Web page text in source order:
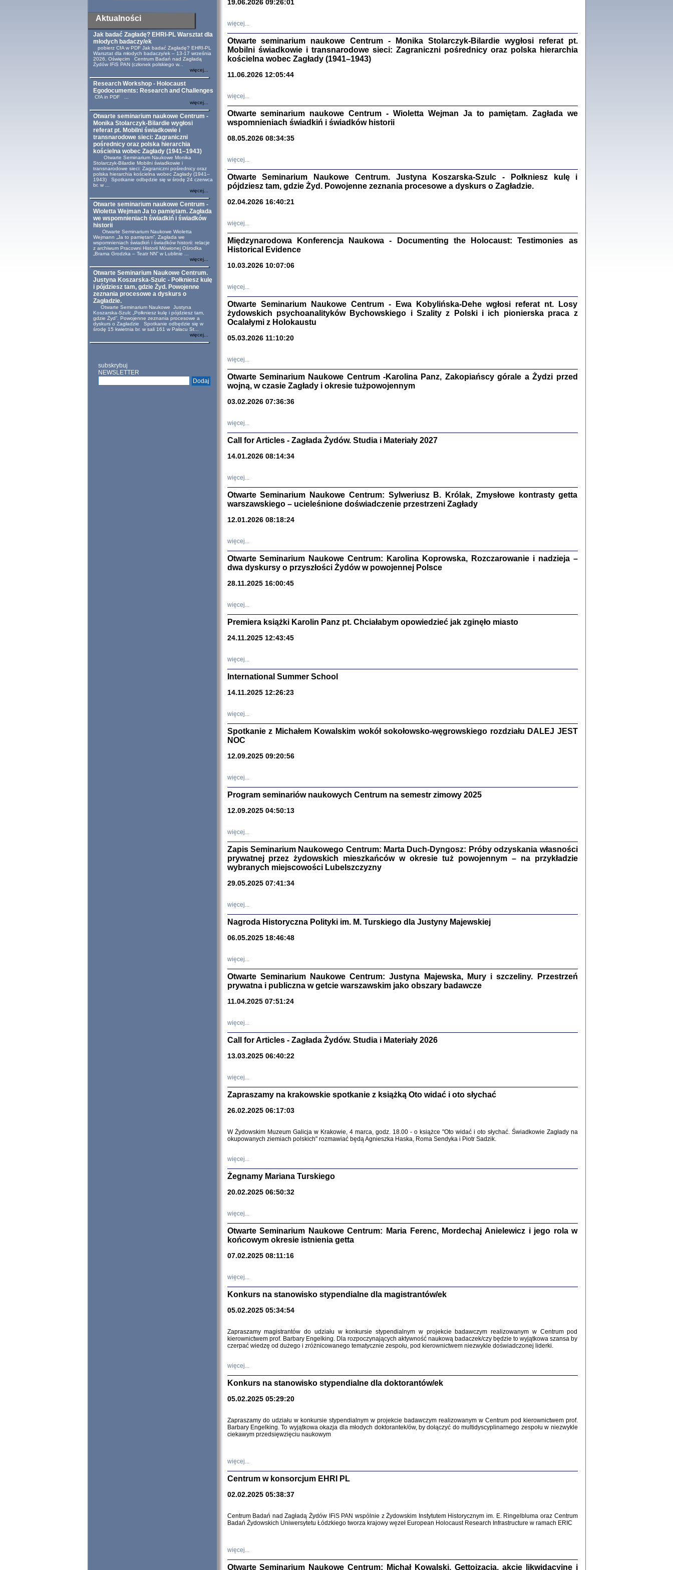
Aktualności
Jak badać Zagładę? EHRI-PL Warsztat dla
młodych badaczy/ek
pobierz CfA w PDF Jak badać Zagładę? EHRI-PL
Warsztat dla młodych badaczy/ek – 13-17 września
2026, Oświęcim Centrum Badań nad Zagładą
Żydów IFiS PAN (członek polskiego w...
więcej...
Research Workshop - Holocaust
Egodocuments: Research and Challenges
CfA in PDF ...
więcej...
Otwarte seminarium naukowe Centrum -
Monika Stolarczyk-Bilardie wygłosi
referat pt. Mobilni świadkowie i
transnarodowe sieci: Zagraniczni
pośrednicy oraz polska hierarchia
kościelna wobec Zagłady (1941–1943)
Otwarte Seminarium Naukowe Monika
Stolarczyk-Bilardie Mobilni świadkowie i
transnarodowe sieci: Zagraniczni pośrednicy oraz
polska hierarchia kościelna wobec Zagłady (1941–
1943) Spotkanie odbędzie się w środę 24 czerwca
br. w ...
więcej...
Otwarte seminarium naukowe Centrum -
Wioletta Wejman Ja to pamiętam. Zagłada
we wspomnieniach świadkiń i świadków
historii
Otwarte Seminarium Naukowe Wioletta
Wejmann „Ja to pamiętam”. Zagłada we
wspomnieniach świadkiń i świadków historii: relacje
z archiwum Pracowni Historii Mówionej Ośrodka
„Brama Grodzka – Teatr NN” w Lublinie ...
więcej...
Otwarte Seminarium Naukowe Centrum.
Justyna Koszarska-Szulc - Połkniesz kulę
i pójdziesz tam, gdzie Żyd. Powojenne
zeznania procesowe a dyskurs o
Zagładzie.
Otwarte Seminarium Naukowe Justyna
Koszarska-Szulc „Połkniesz kulę i pójdziesz tam,
gdzie Żyd”. Powojenne zeznania procesowe a
dyskurs o Zagładzie Spotkanie odbędzie się w
środę 15 kwietnia br. w sali 161 w Pałacu St...
więcej...
subskrybuj
NEWSLETTER
oprac. Aleksandra Bańkowska
Warszawa 2022
oprac. Aleksandra Bańkowska, wstęp Jacek Leociak
Warszawa 2021
Studia i Materiały
nr 17, R. 2021
NIE WIEMY CO PRZYNIESIE NAM KOLEJNA GODZINA ...
Dziennik pisany w ukryciu w latach 1943-1944
Zagłada Żydów.
Sewek Okonowski, oprac. Marta Janczewska
PISZĄCY TE SŁOWA JEST PRACOWNIKIEM
GETTOWEJ INSTYTUCJI ...
'z Dziennika' i inne pisma z łódzkiego getta
Józef Zelkowicz, tłum. z jidysz, oprac. i wstęp. Monika Polit
CZYTAJĄC GAZETĘ NIEMIECKĄ ...
Warszawa 2019
Zagłada Żydów.
red. i wstęp Barbara Engelking, Jan Grabowski
Stanisław Adler, oprac. i wstępem opatrzyłaMarta Janczewska
Warszawa 2018
Warszawa 2017
Pisma Kopla i Mirki Piżyców o życiu w getcie i okupowanej
Warszawie
Warszawa 2016
SZCZĘŚCIE JEST POSIADAĆ DOM POD ZIEMIĄ ...
19.06.2026 09:26:01
więcej...
Otwarte seminarium naukowe Centrum - Monika Stolarczyk-Bilardie wygłosi referat pt.
Mobilni świadkowie i transnarodowe sieci: Zagraniczni pośrednicy oraz polska hierarchia
kościelna wobec Zagłady (1941–1943)
11.06.2026 12:05:44
więcej...
Otwarte seminarium naukowe Centrum - Wioletta Wejman Ja to pamiętam. Zagłada we
wspomnieniach świadkiń i świadków historii
08.05.2026 08:34:35
więcej...
Otwarte Seminarium Naukowe Centrum. Justyna Koszarska-Szulc - Połkniesz kulę i
pójdziesz tam, gdzie Żyd. Powojenne zeznania procesowe a dyskurs o Zagładzie.
02.04.2026 16:40:21
więcej...
Międzynarodowa Konferencja Naukowa - Documenting the Holocaust: Testimonies as
Historical Evidence
10.03.2026 10:07:06
więcej...
Otwarte Seminarium Naukowe Centrum - Ewa Kobylińska-Dehe wgłosi referat nt. Losy
żydowskich psychoanalityków Bychowskiego i Szality z Polski i ich pionierska praca z
Ocalałymi z Holokaustu
05.03.2026 11:10:20
więcej...
Otwarte Seminarium Naukowe Centrum -Karolina Panz, Zakopiańscy górale a Żydzi przed
wojną, w czasie Zagłady i okresie tużpowojennym
03.02.2026 07:36:36
więcej...
Call for Articles - Zagłada Żydów. Studia i Materiały 2027
14.01.2026 08:14:34
więcej...
Otwarte Seminarium Naukowe Centrum: Sylweriusz B. Królak, Zmysłowe kontrasty getta
warszawskiego – ucieleśnione doświadczenie przestrzeni Zagłady
12.01.2026 08:18:24
więcej...
Otwarte Seminarium Naukowe Centrum: Karolina Koprowska, Rozczarowanie i nadzieja –
dwa dyskursy o przyszłości Żydów w powojennej Polsce
28.11.2025 16:00:45
więcej...
Premiera książki Karolin Panz pt. Chciałabym opowiedzieć jak zginęło miasto
24.11.2025 12:43:45
więcej...
International Summer School
14.11.2025 12:26:23
więcej...
Spotkanie z Michałem Kowalskim wokół sokołowsko-węgrowskiego rozdziału DALEJ JEST
NOC
12.09.2025 09:20:56
więcej...
Program seminariów naukowych Centrum na semestr zimowy 2025
12.09.2025 04:50:13
więcej...
Zapis Seminarium Naukowego Centrum: Marta Duch-Dyngosz: Próby odzyskania własności
prywatnej przez żydowskich mieszkańców w okresie tuż powojennym – na przykładzie
wybranych miejscowości Lubelszczyzny
29.05.2025 07:41:34
więcej...
Nagroda Historyczna Polityki im. M. Turskiego dla Justyny Majewskiej
06.05.2025 18:46:48
więcej...
Otwarte Seminarium Naukowe Centrum: Justyna Majewska, Mury i szczeliny. Przestrzeń
prywatna i publiczna w getcie warszawskim jako obszary badawcze
11.04.2025 07:51:24
więcej...
Call for Articles - Zagłada Żydów. Studia i Materiały 2026
13.03.2025 06:40:22
więcej...
Zapraszamy na krakowskie spotkanie z książką Oto widać i oto słychać
26.02.2025 06:17:03
W Żydowskim Muzeum Galicja w Krakowie, 4 marca, godz. 18.00 - o książce "Oto widać i oto słychać. Świadkowie Zagłady na
okupowanych ziemiach polskich" rozmawiać będą Agnieszka Haska, Roma Sendyka i Piotr Sadzik.
więcej...
Żegnamy Mariana Turskiego
20.02.2025 06:50:32
więcej...
Otwarte Seminarium Naukowe Centrum: Maria Ferenc, Mordechaj Anielewicz i jego rola w
końcowym okresie istnienia getta
07.02.2025 08:11:16
więcej...
Konkurs na stanowisko stypendialne dla magistrantów/ek
05.02.2025 05:34:54
Zapraszamy magistrantów do udziału w konkursie stypendialnym w projekcie badawczym realizowanym w Centrum pod
kierownictwem prof. Barbary Engelking. Dla rozpoczynających aktywność naukową badaczek/czy będzie to wyjątkowa szansa by
czerpać wiedzę od dużego i zróżnicowanego tematycznie zespołu, pod kierownictwem niezwykle doświadczonej liderki.
więcej...
Konkurs na stanowisko stypendialne dla doktorantów/ek
05.02.2025 05:29:20
Zapraszamy do udziału w konkursie stypendialnym w projekcie badawczym realizowanym w Centrum pod kierownictwem prof.
Barbary Engelking. To wyjątkowa okazja dla młodych doktorantek/ów, by dołączyć do multidyscyplinarnego zespołu w niezwykle
ciekawym przedsięwzięciu naukowym
więcej...
Centrum w konsorcjum EHRI PL
02.02.2025 05:38:37
Centrum Badań nad Zagładą Żydów IFiS PAN wspólnie z Żydowskim Instytutem Historycznym im. E. Ringelbluma oraz Centrum
Badań Żydowskich Uniwersytetu Łódzkiego tworza krajowy węzeł European Holocaust Research Infrastructure w ramach ERIC
więcej...
Otwarte Seminarium Naukowe Centrum: Michał Kowalski, Gettoizacja, akcje likwidacyjne i